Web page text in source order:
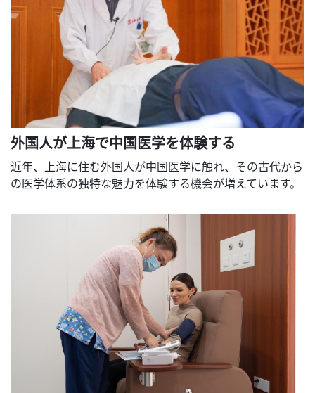
外国人が上海で中国医学を体験する
近年、上海に住む外国人が中国医学に触れ、その古代から
の医学体系の独特な魅力を体験する機会が増えています。